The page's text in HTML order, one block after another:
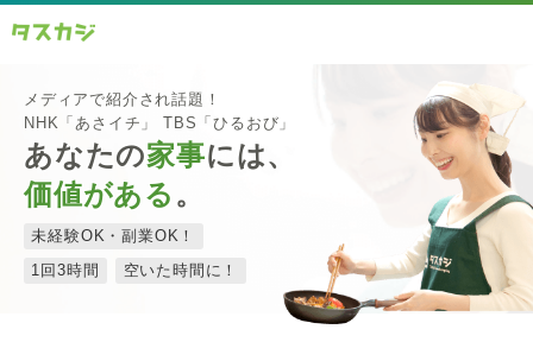
メディアで紹介され話題！
NHK「あさイチ」 TBS「ひるおび」
あなたの家事には、
価値がある 。
未経験OK・副業OK！
1回3時間
空いた時間に！